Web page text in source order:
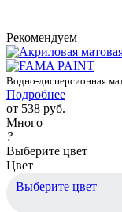
Рекомендуем
Водно-дисперсионная
Подробнее
от 538 руб.
Много
?
Выберите цвет
Цвет
Выберите цвет